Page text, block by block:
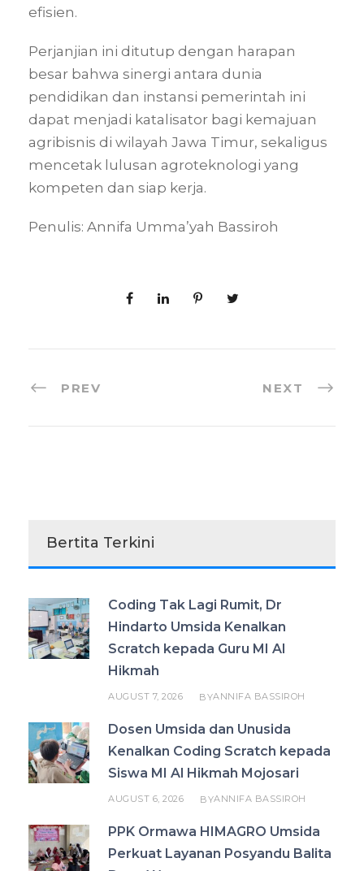
efisien.
Perjanjian ini ditutup dengan harapan
besar bahwa sinergi antara dunia
pendidikan dan instansi pemerintah ini
dapat menjadi katalisator bagi kemajuan
agribisnis di wilayah Jawa Timur, sekaligus
mencetak lulusan agroteknologi yang
kompeten dan siap kerja.
Penulis: Annifa Umma’yah Bassiroh
PREV NEXT
Bertita Terkini
Coding Tak Lagi Rumit, Dr
Hindarto Umsida Kenalkan
Scratch kepada Guru MI Al
Hikmah
AUGUST 7, 2026 BYANNIFA BASSIROH
Dosen Umsida dan Unusida
Kenalkan Coding Scratch kepada
Siswa MI Al Hikmah Mojosari
AUGUST 6, 2026 BYANNIFA BASSIROH
PPK Ormawa HIMAGRO Umsida
Perkuat Layanan Posyandu Balita